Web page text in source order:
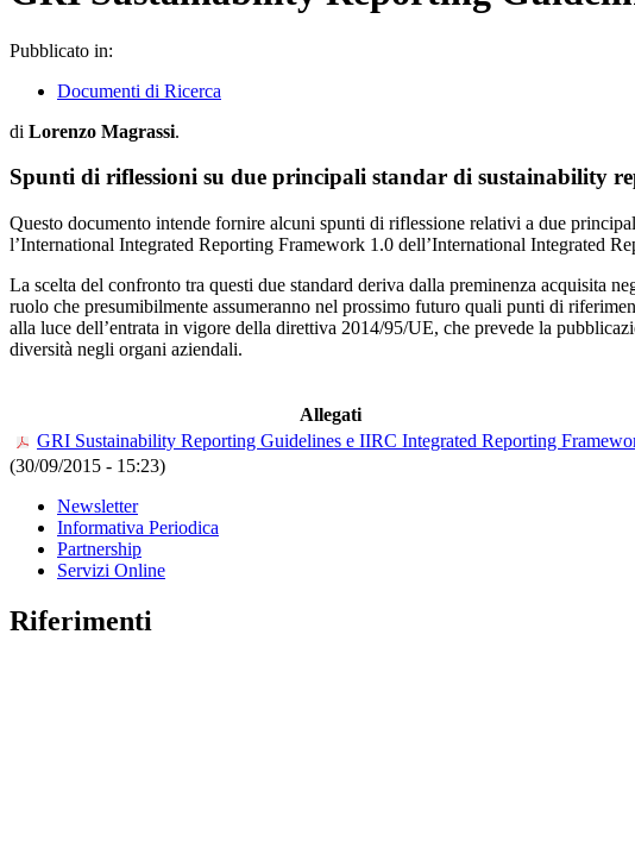
Pubblicato in:
Documenti di Ricerca
di Lorenzo Magrassi.
Spunti di riflessioni su due principali standar di sustainability
Questo documento intende fornire alcuni spunti di riflessione relativi a due
l’International Integrated Reporting Framework 1.0 dell’International Integrated
La scelta del confronto tra questi due standard deriva dalla preminenza acquisita
ruolo che presumibilmente assumeranno nel prossimo futuro quali punti di
alla luce dell’entrata in vigore della direttiva 2014/95/UE, che prevede la
diversità negli organi aziendali.
Allegati
GRI Sustainability Reporting Guidelines e IIRC Integrated Reporting
(30/09/2015 - 15:23)
Newsletter
Informativa Periodica
Partnership
Servizi Online
Riferimenti